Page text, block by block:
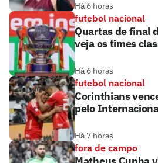
Há 6 horas
futebol nacional
Quartas de final
veja os times
Há 6 horas
futebol nacional
Corinthians
pelo
Há 7 horas
fora de campo